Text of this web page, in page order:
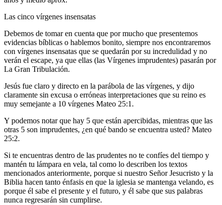
Las cinco vírgenes insensatas
Debemos de tomar en cuenta que por mucho que presentemos
evidencias bíblicas o hablemos bonito, siempre nos encontraremos
con vírgenes insensatas que se quedarán por su incredulidad y no
verán el escape, ya que ellas (las Vírgenes imprudentes) pasarán por
La Gran Tribulación.
Jesús fue claro y directo en la parábola de las vírgenes, y dijo
claramente sin excusa o erróneas interpretaciones que su reino es
muy semejante a 10 vírgenes Mateo 25:1.
Y podemos notar que hay 5 que están apercibidas, mientras que las
otras 5 son imprudentes, ¿en qué bando se encuentra usted? Mateo
25:2.
Si te encuentras dentro de las prudentes no te confíes del tiempo y
mantén tu lámpara en vela, tal como lo describen los textos
mencionados anteriormente, porque si nuestro Señor Jesucristo y la
Biblia hacen tanto énfasis en que la iglesia se mantenga velando, es
porque él sabe el presente y el futuro, y él sabe que sus palabras
nunca regresarán sin cumplirse.